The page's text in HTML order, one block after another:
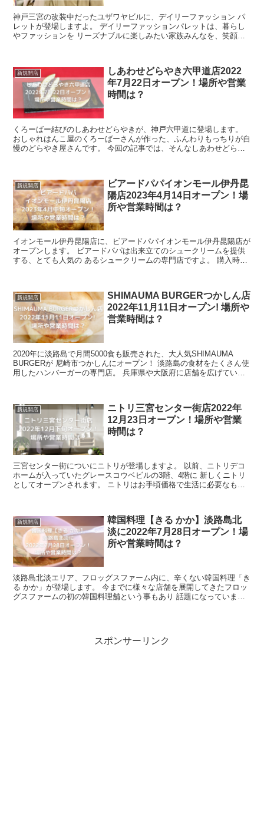
神戸三宮の改装中だったユザワヤビルに、デイリーファッション パ
レットが登場しますよ。 デイリーファッションパレットは、暮らし
やファッションを リーズナブルに楽しみたい家族みんなを、笑顔に
新規開店
しあわせどらやき六甲道店2022
年7月22日オープン！場所や営業
時間は？
くろーばー結びのしあわせどらやきが、神戸六甲道に登場します。
おしゃれはんこ屋のくろーばーさんが作った、ふんわりもっちりが自
慢のどらやき屋さんです。 今回の記事では、そんなしあわせどらや
新規開店
ビアードパパイオンモール伊丹昆
陽店2023年4月14日オープン！場
所や営業時間は？
イオンモール伊丹昆陽店に、ビアードパパイオンモール伊丹昆陽店が
オープンします。 ビアードパパは出来立てのシュークリームを提供
する、とても人気の あるシュークリームの専門店ですよ。 購入時に
新規開店
SHIMAUMA BURGERつかしん店
2022年11月11日オープン! 場所や
営業時間は？
2020年に淡路島で月間5000食も販売された、大人気SHIMAUMA
BURGERが 尼崎市つかしんにオープン！ 淡路島の食材をたくさん使
用したハンバーガーの専門店。 兵庫県や大阪府に店舗を広げている
新規開店
ニトリ三宮センター街店2022年
12月23日オープン！場所や営業
時間は？
三宮センター街についにニトリが登場しますよ。 以前、ニトリデコ
ホームが入っていたグレースコウベビルの3階、4階に 新しくニトリ
としてオープンされます。 ニトリはお手頃価格で生活に必要なもの
新規開店
韓国料理【きる かか】淡路島北
淡に2022年7月28日オープン！場
所や営業時間は？
淡路島北淡エリア、フロッグスファーム内に、辛くない韓国料理「き
る かか」が登場します。 今までに様々な店舗を展開してきたフロッ
グスファームの初の韓国料理舗という事もあり 話題になっていま
スポンサーリンク